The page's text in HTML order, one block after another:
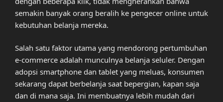
semakin banyak orang beralih ke pengecer online untuk
kebutuhan belanja mereka.
Salah satu faktor utama yang mendorong pertumbuhan
e-commerce adalah munculnya belanja seluler. Dengan
adopsi smartphone dan tablet yang meluas, konsumen
sekarang dapat berbelanja saat bepergian, kapan saja
dan di mana saja. Ini membuatnya lebih mudah dari